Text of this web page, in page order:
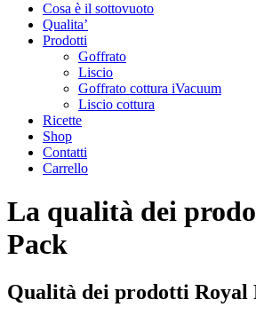
Cosa è il sottovuoto
Qualita’
Prodotti
Goffrato
Liscio
Goffrato cottura iVacuum
Liscio cottura
Ricette
Shop
Contatti
Carrello
La qualità dei
Pack
Qualità dei prodotti Royal